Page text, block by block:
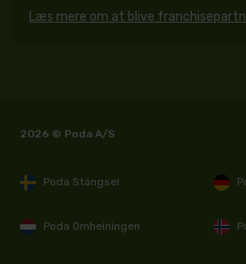
Læs mere om at blive
2026 © Poda A/S
Poda Stängsel
Poda Omheiningen